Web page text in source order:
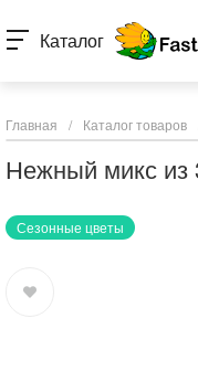
Каталог
Главная / Каталог товаров
Нежный микс из
Сезонные цветы